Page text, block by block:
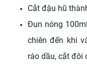
Cắt đậu hũ
Đun nóng
chiên đến khi
ráo dầu, cắt đôi